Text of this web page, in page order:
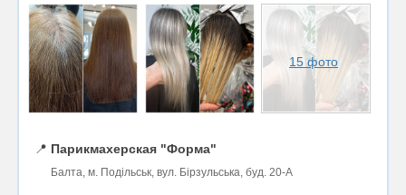
15 фото
📍 Парикмахерская "Форма"
Балта, м. Подільськ, вул. Бірзульська, буд. 20-А